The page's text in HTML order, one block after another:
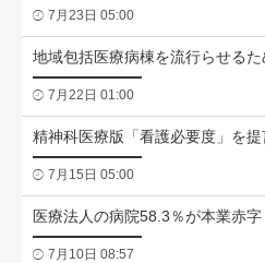
7月23日 05:00
地域包括医療病棟を流行らせる
7月22日 01:00
精神科医療版「看護必要度」を提
7月15日 05:00
医療法人の病院58.3％が本業赤
7月10日 08:57